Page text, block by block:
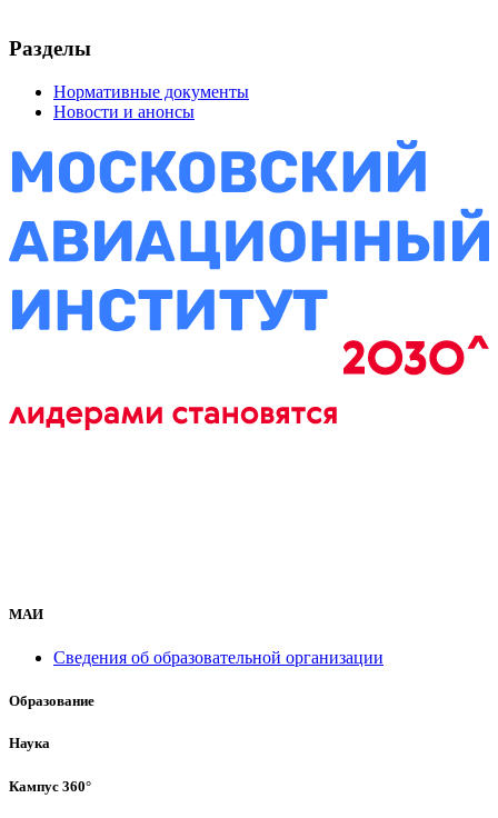
Разделы
Нормативные документы
Новости и анонсы
МАИ
Сведения об образовательной организации
Образование
Наука
Кампус 360°